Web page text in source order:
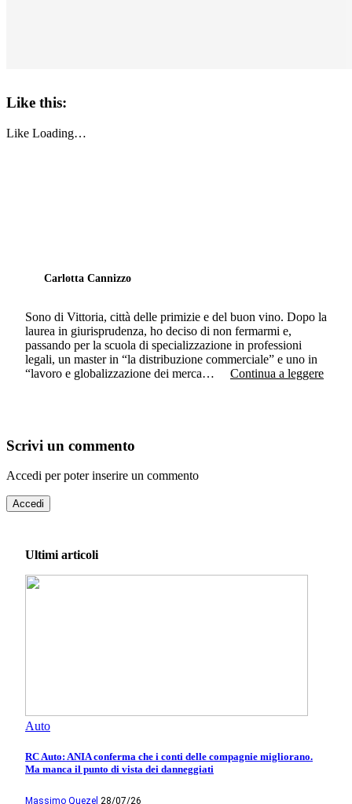
Like this:
Like Loading…
Carlotta Cannizzo
Sono di Vittoria, città delle primizie e del buon vino. Dopo la
laurea in giurisprudenza, ho deciso di non fermarmi e,
passando per la scuola di specializzazione in professioni
legali, un master in “la distribuzione commerciale” e uno in
“lavoro e globalizzazione dei merca…
Continua a leggere
Scrivi un commento
Accedi per poter inserire un commento
Accedi
Ultimi articoli
Auto
RC Auto: ANIA conferma che i conti delle compagnie migliorano.
Ma manca il punto di vista dei danneggiati
Massimo Quezel 28/07/26